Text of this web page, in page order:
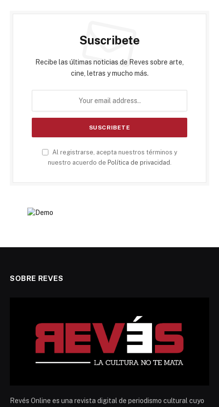
Suscribete
Recibe las últimas noticias de Reves sobre arte,
cine, letras y mucho más.
Al registrarse, acepta nuestros términos y
nuestro acuerdo de Política de privacidad
SOBRE REVES
Revés Online es una revista digital de periodismo cultural cuyo